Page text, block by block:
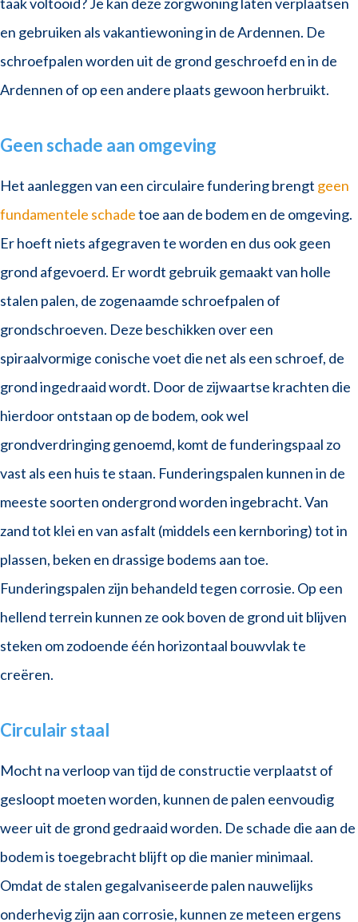
taak voltooid? Je kan deze zorgwoning laten verplaatsen
en gebruiken als vakantiewoning in de Ardennen. De
schroefpalen worden uit de grond geschroefd en in de
Ardennen of op een andere plaats gewoon herbruikt.
Geen schade aan omgeving
Het aanleggen van een circulaire fundering brengt geen
fundamentele schadetoe aan de bodem en de omgeving.
Er hoeft niets afgegraven te worden en dus ook geen
grond afgevoerd. Er wordt gebruik gemaakt van holle
stalen palen, de zogenaamde schroefpalen of
grondschroeven. Deze beschikken over een
spiraalvormige conische voet die net als een schroef, de
grond ingedraaid wordt. Door de zijwaartse krachten die
hierdoor ontstaan op de bodem, ook wel
grondverdringing genoemd, komt de funderingspaal zo
vast als een huis te staan. Funderingspalen kunnen in de
meeste soorten ondergrond worden ingebracht. Van
zand tot klei en van asfalt (middels een kernboring) tot in
plassen, beken en drassige bodems aan toe.
Funderingspalen zijn behandeld tegen corrosie. Op een
hellend terrein kunnen ze ook boven de grond uit blijven
steken om zodoende één horizontaal bouwvlak te
creëren.
Circulair staal
Mocht na verloop van tijd de constructie verplaatst of
gesloopt moeten worden, kunnen de palen eenvoudig
weer uit de grond gedraaid worden. De schade die aan de
bodem is toegebracht blijft op die manier minimaal.
Omdat de stalen gegalvaniseerde palen nauwelijks
onderhevig zijn aan corrosie, kunnen ze meteen ergens